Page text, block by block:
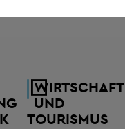
WIRTSCHAFT
UND
TOURISMUS